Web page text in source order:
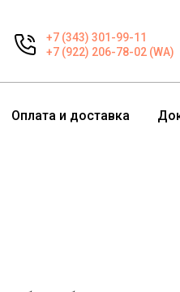
+7 (343) 301-99-11
+7 (922) 206-78-02 (WA)
Оплата и доставка